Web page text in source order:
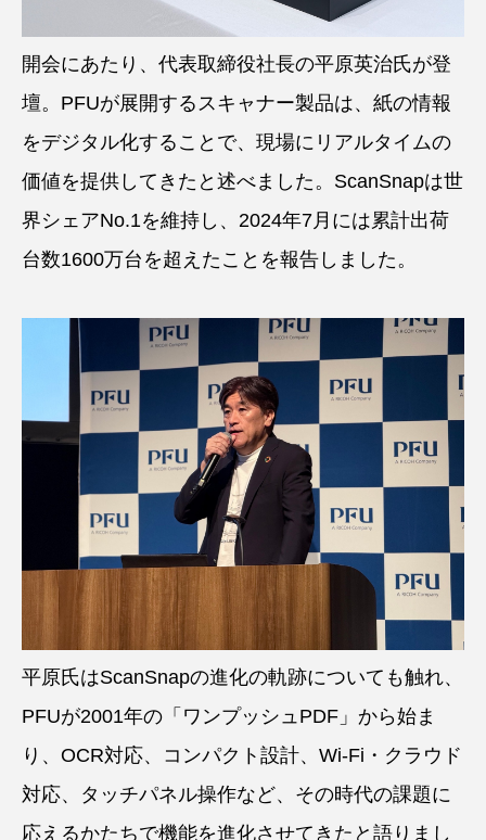
開会にあたり、代表取締役社長の平原英治氏が登
壇。PFUが展開するスキャナー製品は、紙の情報
をデジタル化することで、現場にリアルタイムの
価値を提供してきたと述べました。ScanSnapは世
界シェアNo.1を維持し、2024年7月には累計出荷
台数1600万台を超えたことを報告しました。
平原氏はScanSnapの進化の軌跡についても触れ、
PFUが2001年の「ワンプッシュPDF」から始ま
り、OCR対応、コンパクト設計、Wi-Fi・クラウド
対応、タッチパネル操作など、その時代の課題に
応えるかたちで機能を進化させてきたと語りまし